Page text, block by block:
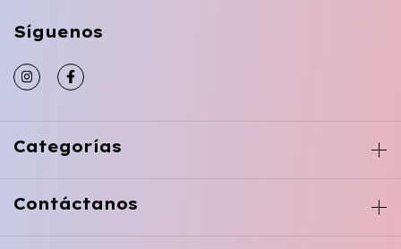
Síguenos
Categorías
Contáctanos